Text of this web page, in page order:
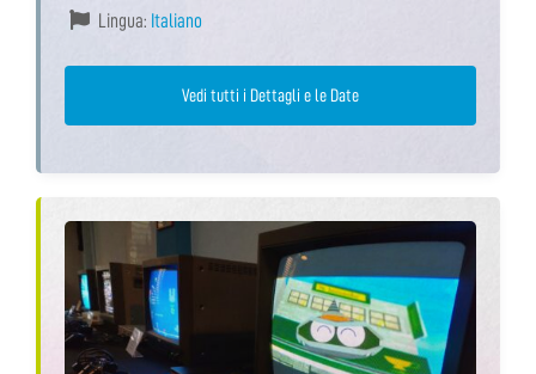
Lingua: Italiano
Vedi tutti i Dettagli e le Date